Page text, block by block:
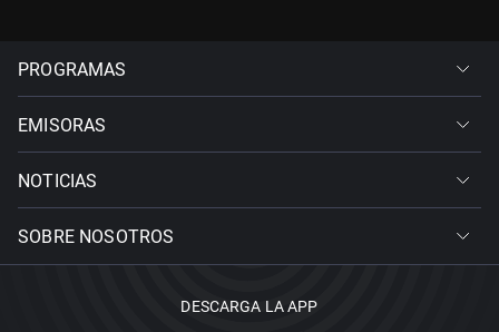
PROGRAMAS
EMISORAS
NOTICIAS
SOBRE NOSOTROS
DESCARGA LA APP